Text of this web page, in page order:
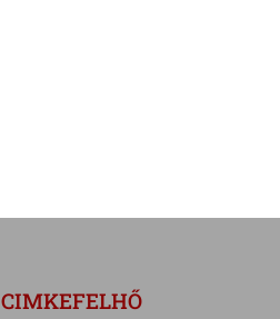
CIMKEFELHŐ